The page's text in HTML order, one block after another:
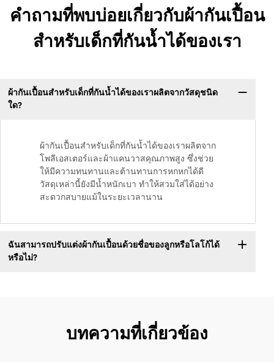
คำถามที่พบบ่อยเกี่ยวกับผ้ากันเปื้อน
สำหรับเด็กที่กันน้ำได้ของเรา
ผ้ากันเปื้อนสำหรับเด็กที่กันน้ำได้ของเราผลิตจากวัสดุชนิด
ใด?
ผ้ากันเปื้อนสำหรับเด็กที่กันน้ำได้ของเราผลิตจาก
โพลีเอสเตอร์และผ้าแคนวาสคุณภาพสูง ซึ่งช่วย
ให้มีความทนทานและต้านทานการหกหกได้ดี
วัสดุเหล่านี้ยังมีน้ำหนักเบา ทำให้สวมใส่ได้อย่าง
สะดวกสบายแม้ในระยะเวลานาน
ฉันสามารถปรับแต่งผ้ากันเปื้อนด้วยชื่อของลูกหรือโลโก้ได้
หรือไม่?
บทความที่เกี่ยวข้อง